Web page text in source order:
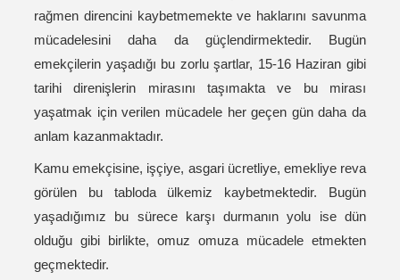
rağmen direncini kaybetmemekte ve haklarını savunma
mücadelesini daha da güçlendirmektedir. Bugün
emekçilerin yaşadığı bu zorlu şartlar, 15-16 Haziran gibi
tarihi direnişlerin mirasını taşımakta ve bu mirası
yaşatmak için verilen mücadele her geçen gün daha da
anlam kazanmaktadır.
Kamu emekçisine, işçiye, asgari ücretliye, emekliye reva
görülen bu tabloda ülkemiz kaybetmektedir. Bugün
yaşadığımız bu sürece karşı durmanın yolu ise dün
olduğu gibi birlikte, omuz omuza mücadele etmekten
geçmektedir.